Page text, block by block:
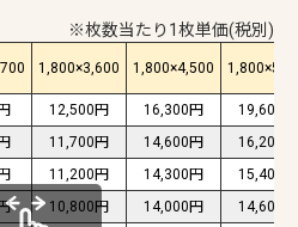
※枚数当たり1枚単価(税別)
1,800×3,600 1,800×4,500
12,500円 16,300円
19,600円
11,700円 14,600円
16,200円
11,200円 14,300円
15,400円
10,800円 14,000円
14,600円